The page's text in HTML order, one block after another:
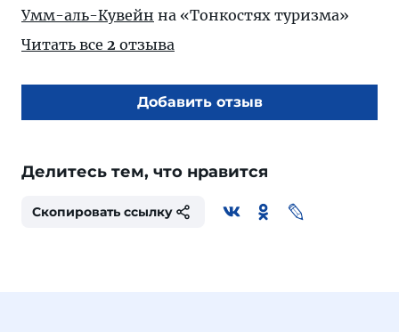
Умм-аль-Кувейн на «Тонкостях туризма»
Читать все 2 отзыва
Добавить отзыв
Делитесь тем, что нравится
Скопировать ссылку